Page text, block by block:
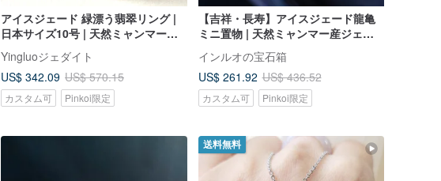
アイスジェード 緑漂う翡翠リング |
日本サイズ10号 | 天然ミャンマー産
翡翠 A貨 | ギフト
Yingluoジェダイト
US$ 342.09 US$ 570.15
カスタム可 Pinkoi限定
【吉祥・長寿】アイスジェード龍亀
ミニ置物 | 天然ミャンマー産ジェダ
イトA貨 | ギフト
インルオの宝石箱
US$ 261.92 US$ 436.52
カスタム可 Pinkoi限定
送料無料